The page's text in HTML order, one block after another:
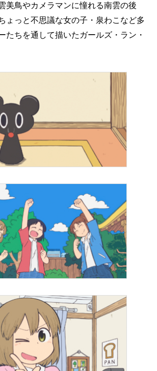
美鳥やカメラマンに憧れる南雲の後
ょっと不思議な女の子・泉わこなど多
たちを通して描いたガールズ・ラン・